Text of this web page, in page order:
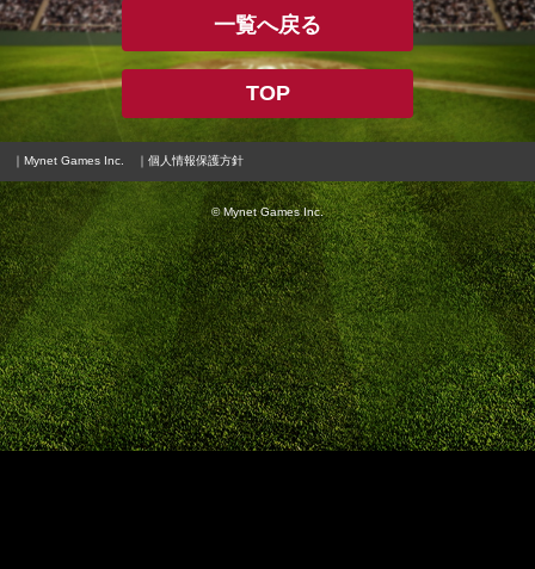
一覧へ戻る
TOP
｜Mynet Games Inc. ｜個人情報保護方針
© Mynet Games Inc.